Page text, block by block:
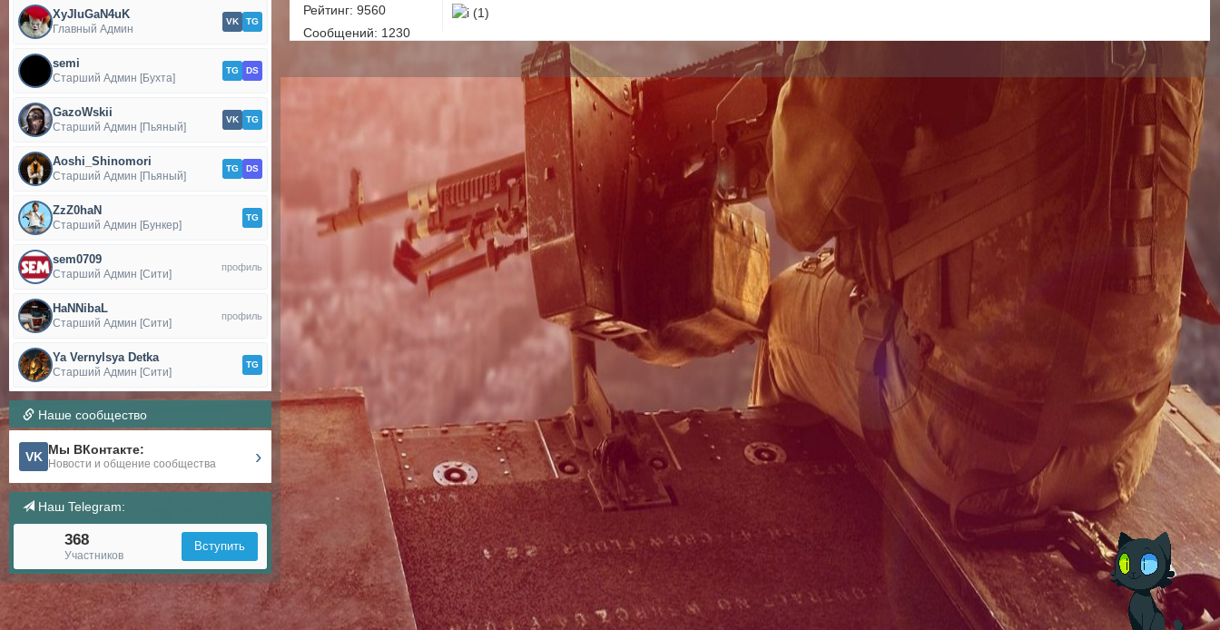
XyJIuGaN4uK
Главный Админ
VK TG
semi
Старший Админ [Бухта]
TG DS
GazoWskii
Старший Админ [Пьяный]
VK TG
Aoshi_Shinomori
Старший Админ [Пьяный]
TG DS
ZzZ0haN
Старший Админ [Бункер]
TG
sem0709
Старший Админ [Сити]
профиль
HaNNibaL
Старший Админ [Сити]
профиль
Ya Vernylsya Detka
Старший Админ [Сити]
TG
Наше сообщество
VK Мы ВКонтакте:
Новости и общение сообщества ›
Наш Telegram:
368
Участников
Вступить
Рейтинг: 9560
Сообщений: 1230